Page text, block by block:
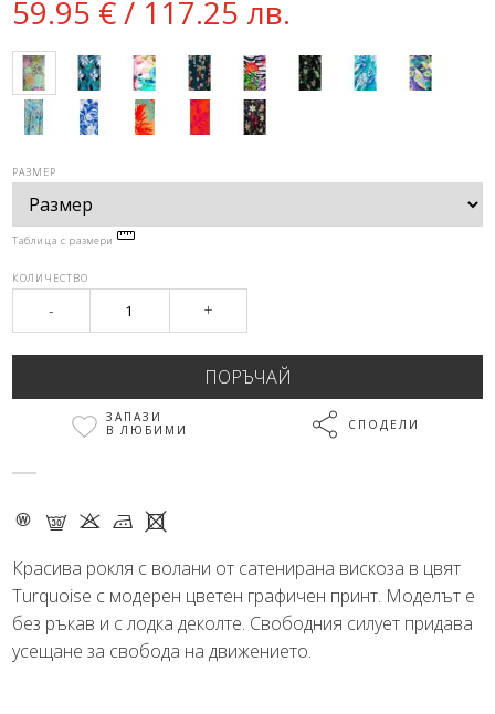
59.95 € / 117.25 лв.
РАЗМЕР
Таблица с размери
КОЛИЧЕСТВО
- +
ЗАПАЗИ
В ЛЮБИМИ
СПОДЕЛИ
- G K M X
Красива рокля с волани от сатенирана вискоза в цвят
Turquoise с модерен цветен графичен принт. Моделът е
без ръкав и с лодка деколте. Свободния силует придава
усещане за свобода на движението.